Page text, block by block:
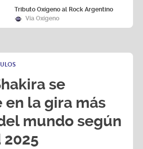
Tributo Oxígeno al Rock Argentino
Vía Oxígeno
se
la gira más
mundo según